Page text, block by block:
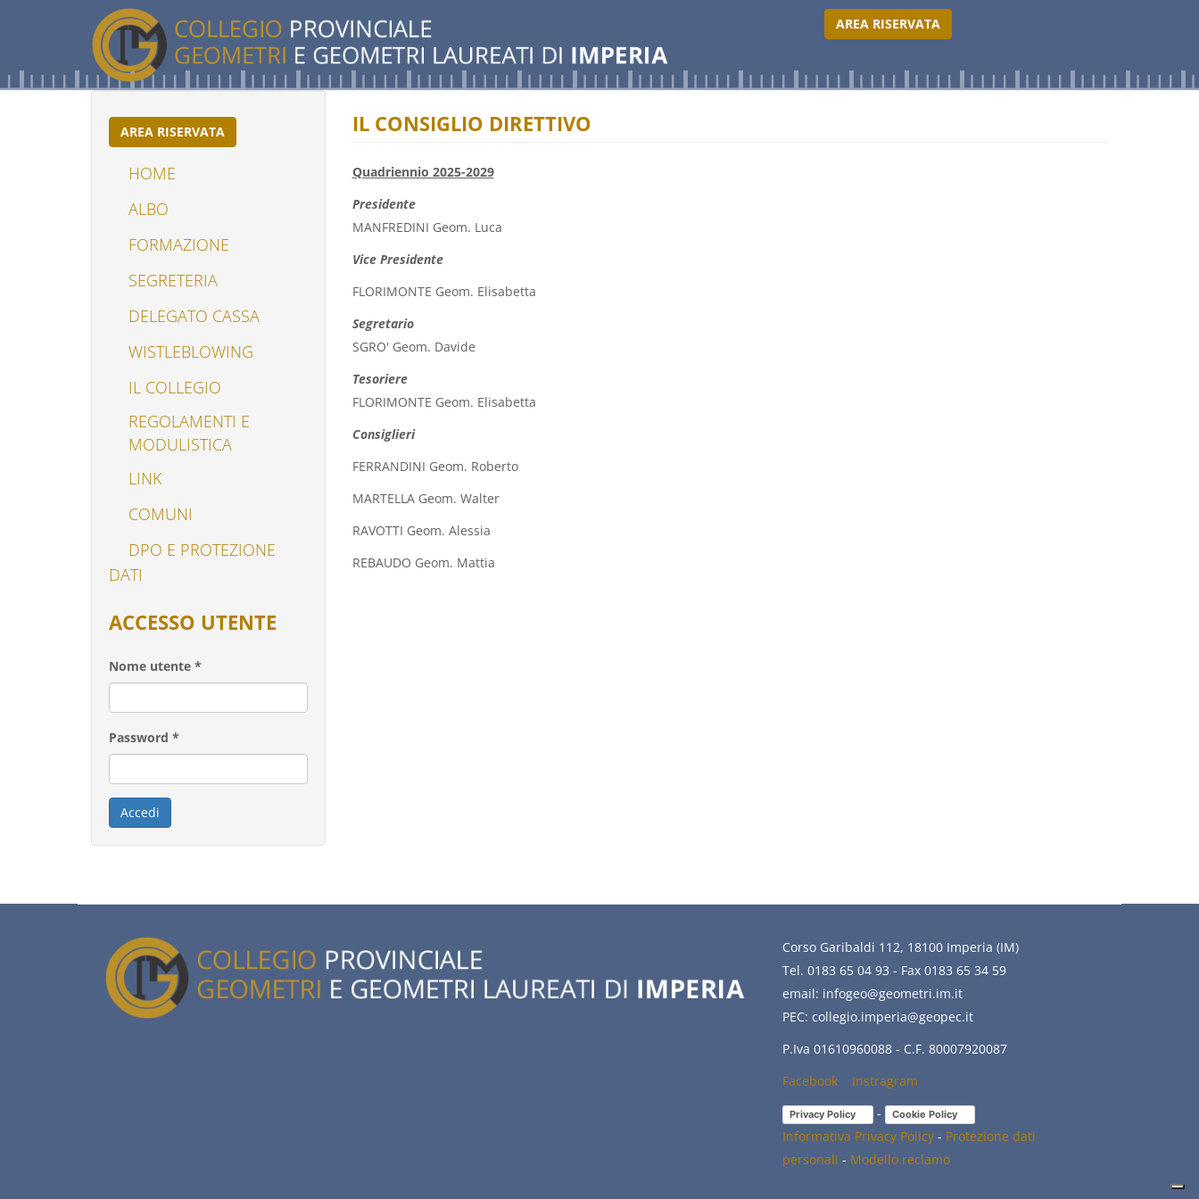
principale
AREA RISERVATA
AREA RISERVATA
HOME
ALBO
FORMAZIONE
SEGRETERIA
DELEGATO CASSA
WISTLEBLOWING
IL COLLEGIO
REGOLAMENTI E
MODULISTICA
LINK
COMUNI
DPO E PROTEZIONE
DATI
ACCESSO UTENTE
Nome utente *
Password *
Accedi
IL CONSIGLIO DIRETTIVO
Quadriennio 2025-2029
Presidente
MANFREDINI Geom. Luca
Vice Presidente
FLORIMONTE Geom. Elisabetta
Segretario
SGRO' Geom. Davide
Tesoriere
FLORIMONTE Geom. Elisabetta
Consiglieri
FERRANDINI Geom. Roberto
MARTELLA Geom. Walter
RAVOTTI Geom. Alessia
REBAUDO Geom. Mattia
Corso Garibaldi 112, 18100 Imperia (IM)
Tel. 0183 65 04 93 - Fax 0183 65 34 59
email: infogeo@geometri.im.it
PEC: collegio.imperia@geopec.it
P.Iva 01610960088 - C.F. 80007920087
Facebook (link
is
external)
Instragram
is
external)
Privacy Policy (link is external)
- Cookie Policy
Informativa Privacy Policy - Protezione dati
personali - Modello reclamo